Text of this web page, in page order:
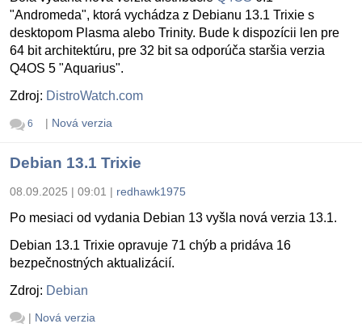
"Andromeda", ktorá vychádza z Debianu 13.1 Trixie s
desktopom Plasma alebo Trinity. Bude k dispozícii len pre
64 bit architektúru, pre 32 bit sa odporúča staršia verzia
Q4OS 5 "Aquarius".
Zdroj: DistroWatch.com
6 | Nová verzia
Debian 13.1 Trixie
08.09.2025 | 09:01 | redhawk1975
Po mesiaci od vydania Debian 13 vyšla nová verzia 13.1.
Debian 13.1 Trixie opravuje 71 chýb a pridáva 16
bezpečnostných aktualizácií.
Zdroj: Debian
| Nová verzia